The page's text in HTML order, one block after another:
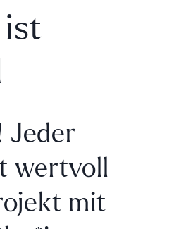
ist
Jeder
wertvoll
mit